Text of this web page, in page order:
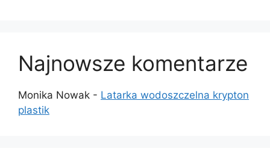
Najnowsze komentarze
Monika Nowak - Latarka wodoszczelna krypton
plastik